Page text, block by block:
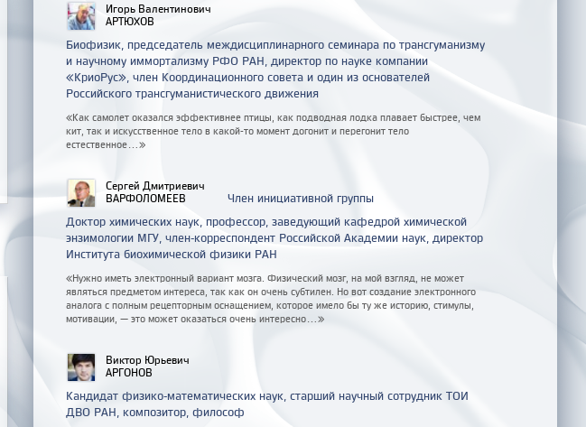
Игорь Валентинович
АРТЮХОВ
Биофизик, председатель междисциплинарного семинара по трансгуманизму
и научному иммортализму РФО РАН, директор по науке компании
«КриоРус», член Координационного совета и один из основателей
Российского трансгуманистического движения
«Как самолет оказался эффективнее птицы, как подводная лодка плавает быстрее, чем
кит, так и искусственное тело в какой-то момент догонит и перегонит тело
естественное...»
Сергей Дмитриевич
ВАРФОЛОМЕЕВ
Член инициативной группы
Доктор химических наук, профессор, заведующий кафедрой химической
энзимологии МГУ, член-корреспондент Российской Академии наук, директор
Института биохимической физики РАН
«Нужно иметь электронный вариант мозга. Физический мозг, на мой взгляд, не может
являться предметом интереса, так как он очень субтилен. Но вот создание электронного
аналога с полным рецепторным оснащением, которое имело бы ту же историю, стимулы,
мотивации, — это может оказаться очень интересно...»
Виктор Юрьевич
АРГОНОВ
Кандидат физико-математических наук, старший научный сотрудник ТОИ
ДВО РАН, композитор, философ